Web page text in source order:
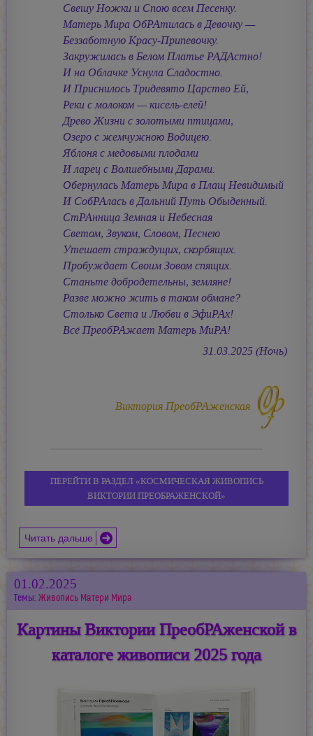
Свешу Ножки и Спою всем Песенку.
Матерь Мира ОбРАтилась в Девочку —
Беззаботную Красу-Припевочку.
Закружилась в Белом Платье РАДАстно!
И на Облачке Уснула Сладостно.
И Приснилось Тридевято Царство Ей,
Реки с молоком — кисель-елей!
Древо Жизни с золотыми птицами,
Озеро с жемчужною Водицею.
Яблоня с медовыми плодами
И ларец с Волшебными Дарами.
Обернулась Матерь Мира в Плащ Невидимый
И СобРАлась в Дальний Путь Обыденный.
СтРАнница Земная и Небесная
Светом, Звуком, Словом, Песнею
Утешает страждущих, скорбящих.
Пробуждает Своим Зовом спящих.
Станьте добродетельны, земляне!
Разве можно жить в таком обмане?
Столько Света и Любви в ЭфиРАх!
Всё ПреобРАжает Матерь МиРА!
31.03.2025 (Ночь)
Виктория ПреобРАженская
ПЕРЕЙТИ В РАЗДЕЛ «КОСМИЧЕСКАЯ ЖИВОПИСЬ
ВИКТОРИИ ПРЕОБРАЖЕНСКОЙ»
Читать дальше
01.02.2025
Темы: Живопись Матери Мира
Картины Виктории ПреобРАженской в
каталоге живописи 2025 года